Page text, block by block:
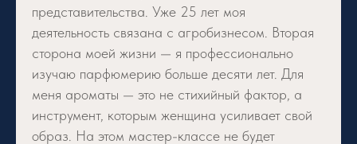
представительства. Уже 25 лет моя
деятельность связана с агробизнесом. Вторая
сторона моей жизни — я профессионально
изучаю парфюмерию больше десяти лет. Для
меня ароматы — это не стихийный фактор, а
инструмент, которым женщина усиливает свой
образ. На этом мастер-классе не будет